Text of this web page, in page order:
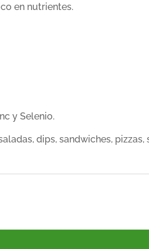
en nutrientes.
y Selenio.
dips, sandwiches, pizzas,